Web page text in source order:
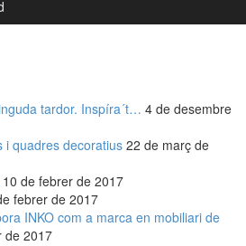
tardor. Inspíra´t… 4 de desembre
i quadres decoratius 22 de març de
10 de febrer de 2017
febrer de 2017
INKO com a marca en mobiliari de
de 2017